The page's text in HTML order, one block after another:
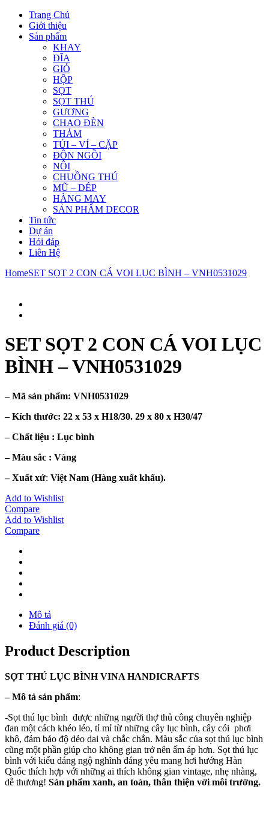
Trang Chủ
Giới thiệu
Sản phẩm
KHAY
ĐĨA
GIỎ
HỘP
SỌT
SỌT THÚ
GƯƠNG
CHAO ĐÈN
THẢM
TÚI – VÍ – CẶP
ĐÔN NGỒI
NÔI
CHUỒNG THÚ
MŨ – DÉP
HÀNG MAY
SẢN PHẨM DECOR
Tin tức
Dự án
Hỏi đáp
Liên Hệ
HomeSET SỌT 2 CON CÁ VOI LỤC BÌNH – VNH0531029
SET SỌT 2 CON CÁ VOI LỤC
BÌNH – VNH0531029
– Mã sản phẩm: VNH0531029
– Kích thước: 22 x 53 x H18/30. 29 x 80 x H30/47
– Chất liệu : Lục bình
– Màu sắc : Vàng
– Xuất xứ: Việt Nam (Hàng xuất khẩu).
Add to Wishlist
Compare
Add to Wishlist
Compare
Mô tả
Đánh giá (0)
Product Description
SỌT THÚ LỤC BÌNH VINA HANDICRAFTS
–Mô tả sản phẩm:
-Sọt thú lục bình được những người thợ thủ công chuyên nghiệp
đan một cách khéo léo, tỉ mỉ từ những cây lục bình, cây cói phơi
khô, đảm bảo độ dẻo dai và chắc chắn. Màu sắc của sọt thú lục bình
cũng một phần giúp cho không gian trở nên ấm áp hơn. Sọt thú lục
bình với kiểu dáng ngộ nghĩnh đáng yêu mang hơi hướng Hàn
Quốc thích hợp với những ai thích không gian vintage, nhẹ nhàng,
dễ thương! Sản phẩm xanh, an toàn, thân thiện với môi trường.